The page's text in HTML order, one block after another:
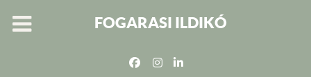
FOGARASI ILDIKÓ